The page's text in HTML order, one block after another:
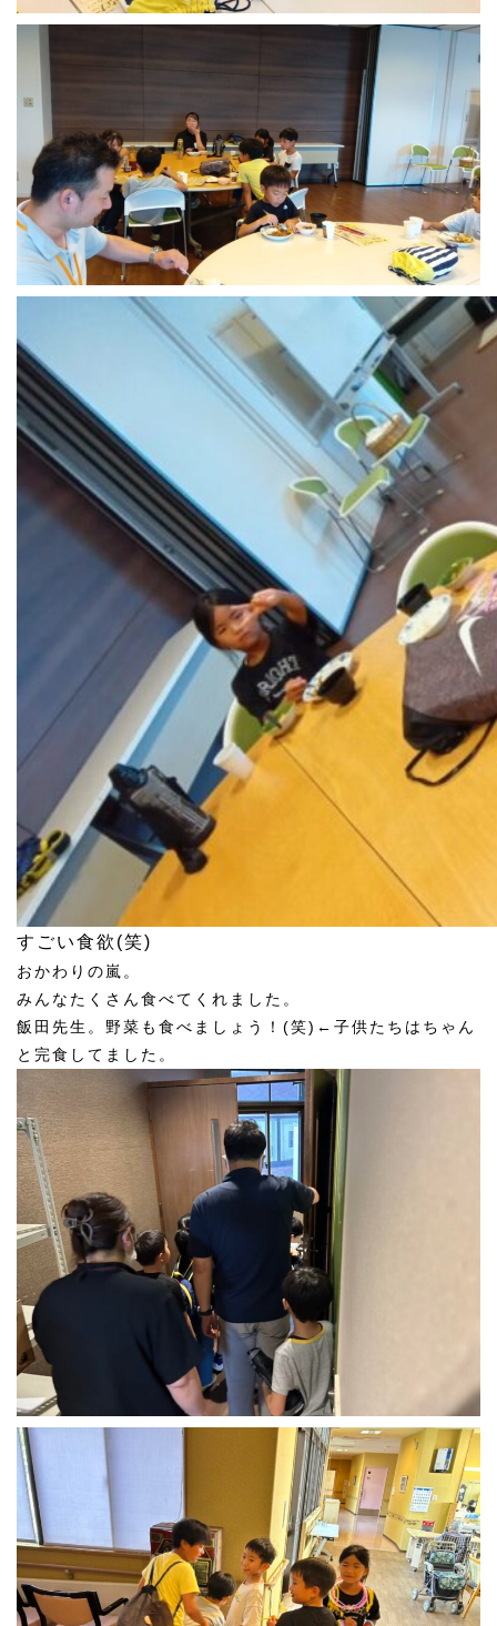
すごい食欲(笑)
おかわりの嵐。
みんなたくさん食べてくれました。
飯田先生。野菜も食べましょう！(笑)←子供たちはちゃん
と完食してました。